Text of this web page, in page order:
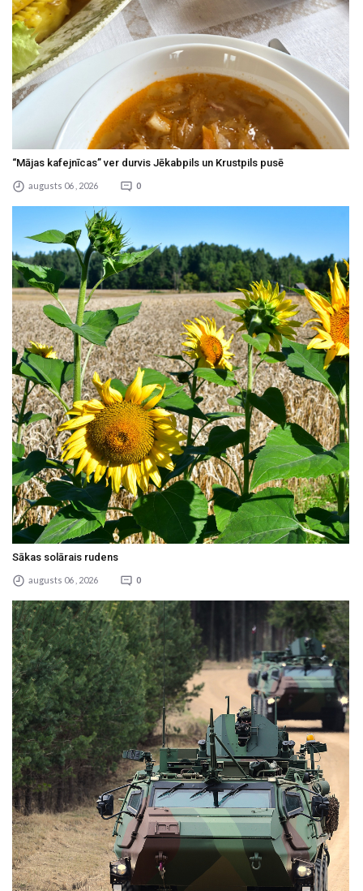
“Mājas kafejnīcas” ver durvis Jēkabpils un Krustpils pusē
augusts 06 , 2026 0
Sākas solārais rudens
augusts 06 , 2026 0